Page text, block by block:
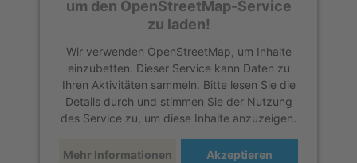
um den OpenStreetMap-Service
zu laden!
Wir verwenden OpenStreetMap, um Inhalte
einzubetten. Dieser Service kann Daten zu
Ihren Aktivitäten sammeln. Bitte lesen Sie die
Details durch und stimmen Sie der Nutzung
des Service zu, um diese Inhalte anzuzeigen.
Mehr Informationen Akzeptieren